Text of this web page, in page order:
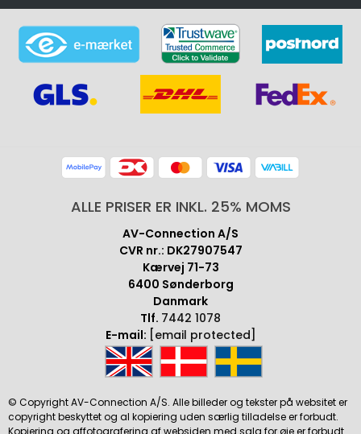
ALLE PRISER ER INKL. 25% MOMS
AV-Connection A/S
CVR nr.: DK27907547
Kærvej 71-73
6400 Sønderborg
Danmark
Tlf. 7442 1078
E-mail: [email protected]
© Copyright AV-Connection A/S. Alle billeder og tekster på websitet er
copyright beskyttet og al kopiering uden særlig tilladelse er forbudt.
Kopiering og affotografering af websiden med salg for øje er forbudt